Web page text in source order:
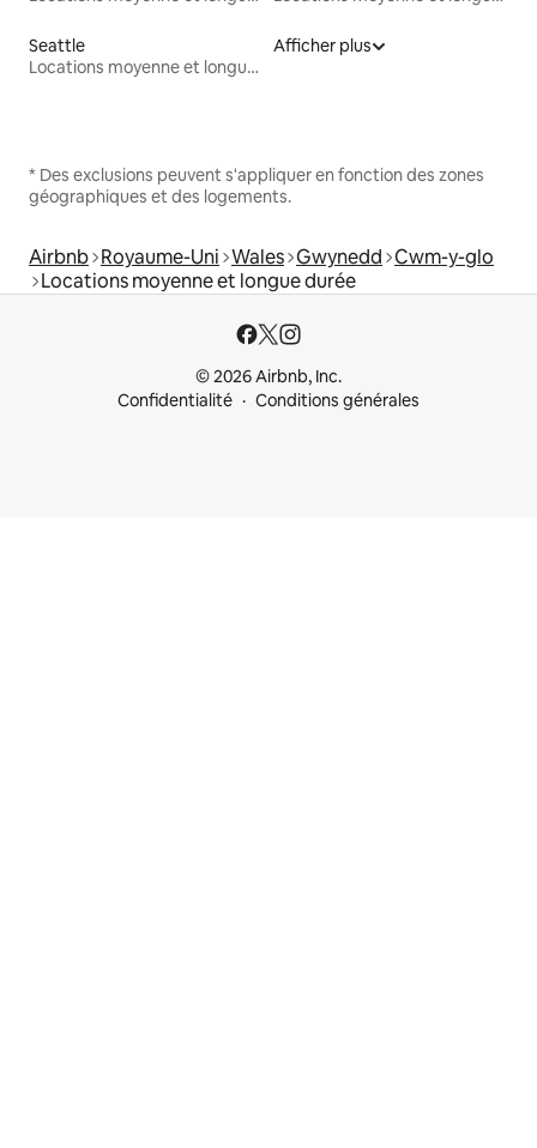
Seattle
Locations moyenne et longue durée
Afficher plus
* Des exclusions peuvent s'appliquer en fonction des zones
géographiques et des logements.
Airbnb Royaume-Uni Wales Gwynedd Cwm-y-glo
Locations moyenne et longue durée
© 2026 Airbnb, Inc.
Confidentialité
Conditions générales